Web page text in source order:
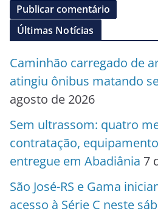
Últimas Notícias
Caminhão carregado de
atingiu ônibus matando
agosto de 2026
Sem ultrassom: quatro
contratação,
entregue em Abadiânia 7
São José-RS e Gama
acesso à Série C neste